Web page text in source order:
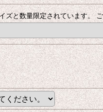
ズと数量限定されています。